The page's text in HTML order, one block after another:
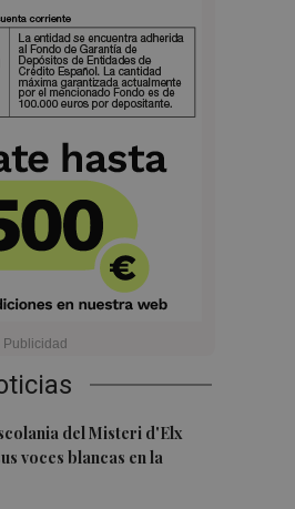
del Misteri d'Elx
voces blancas en la